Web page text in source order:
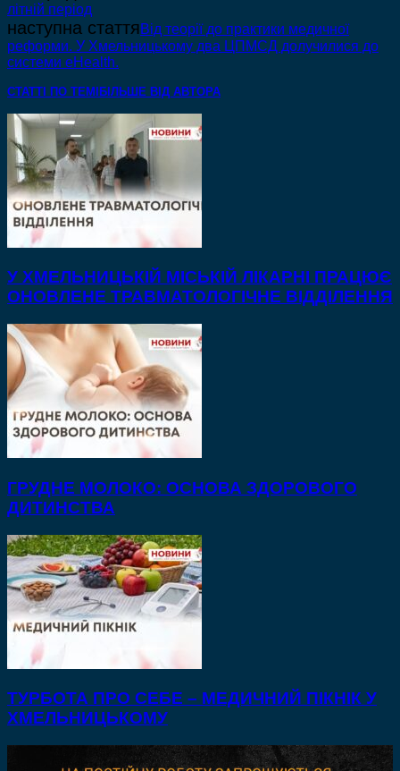
літній період
наступна статтяВід теорії до практики медичної
реформи. У Хмельницькому два ЦПМСД долучилися до
системи eHealth.
СТАТТІ ПО ТЕМІ БІЛЬШЕ ВІД АВТОРА
У ХМЕЛЬНИЦЬКІЙ МІСЬКІЙ ЛІКАРНІ ПРАЦЮЄ
ОНОВЛЕНЕ ТРАВМАТОЛОГІЧНЕ ВІДДІЛЕННЯ
ГРУДНЕ МОЛОКО: ОСНОВА ЗДОРОВОГО
ДИТИНСТВА
ТУРБОТА ПРО СЕБЕ – МЕДИЧНИЙ ПІКНІК У
ХМЕЛЬНИЦЬКОМУ